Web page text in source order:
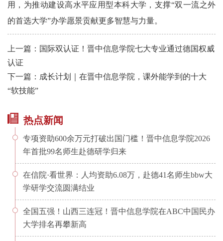
用，为推动建设高水平应用型本科大学，支撑“双一流之外
的首选大学”办学愿景贡献更多智慧与力量。
上一篇：国际双认证！晋中信息学院七大专业通过德国权威
认证
下一篇：成长计划｜在晋中信息学院，课外能学到的十大
“软技能”
热点新闻
专项资助600余万元打破出国门槛！晋中信息学院2026
年首批99名师生赴德研学归来
在信院·看世界：人均资助6.08万，赴德41名师生bbw大
学研学交流圆满结业
全国五强！山西三连冠！晋中信息学院在ABC中国民办
大学排名再攀新高